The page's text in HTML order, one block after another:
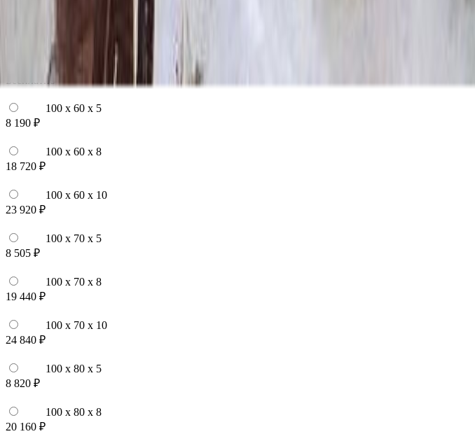
Без цветника
Бесплатно
100 x 60 x 5
8 190 ₽
100 x 60 x 8
18 720 ₽
100 x 60 x 10
23 920 ₽
100 x 70 x 5
8 505 ₽
100 x 70 x 8
19 440 ₽
100 x 70 x 10
24 840 ₽
100 x 80 x 5
8 820 ₽
100 x 80 x 8
20 160 ₽